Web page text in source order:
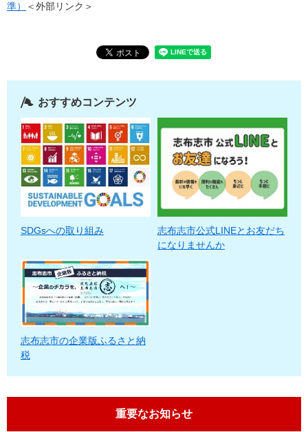
準）
＜外部リンク＞
おすすめコンテンツ
SDGsへの取り組み
志布志市公式LINEとお友だち
になりませんか
志布志市の企業版ふるさと納
税
重要なお知らせ